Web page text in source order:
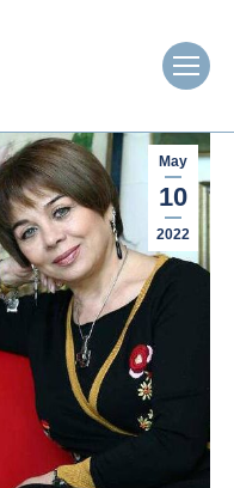
May
10
2022